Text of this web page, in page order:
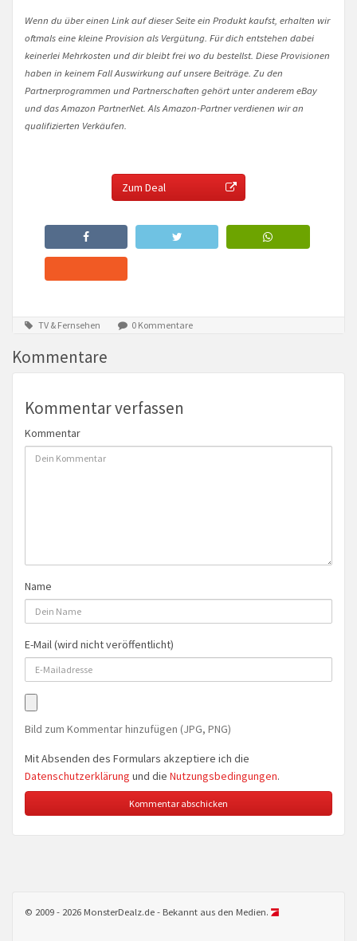
Wenn du über einen Link auf dieser Seite ein Produkt kaufst, erhalten wir
oftmals eine kleine Provision als Vergütung. Für dich entstehen dabei
keinerlei Mehrkosten und dir bleibt frei wo du bestellst. Diese Provisionen
haben in keinem Fall Auswirkung auf unsere Beiträge. Zu den
Partnerprogrammen und Partnerschaften gehört unter anderem eBay
und das Amazon PartnerNet. Als Amazon-Partner verdienen wir an
qualifizierten Verkäufen.
Zum Deal
TV & Fernsehen 0 Kommentare
Kommentare
Kommentar verfassen
Kommentar
Name
E-Mail (wird nicht veröffentlicht)
Bild zum Kommentar hinzufügen (JPG, PNG)
Mit Absenden des Formulars akzeptiere ich die
Datenschutzerklärung und die Nutzungsbedingungen.
© 2009 - 2026 MonsterDealz.de - Bekannt aus den Medien.